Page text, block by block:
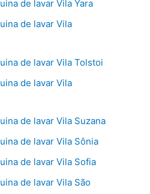
de lavar Vila Yara
de lavar Vila
de lavar Vila Tolstoi
de lavar Vila
de lavar Vila Suzana
de lavar Vila Sônia
de lavar Vila Sofia
de lavar Vila São